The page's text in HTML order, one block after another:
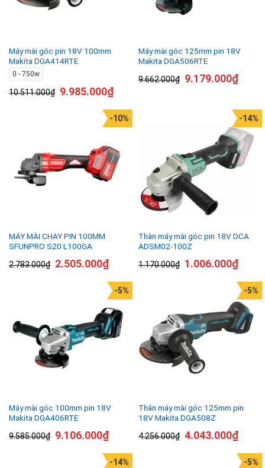
Máy mài góc pin 18V 100mm
Makita DGA414RTE
0 - 750w
10.511.000₫ 9.985.000₫
Máy mài góc 125mm pin 18V
Makita DGA506RTE
9.662.000₫ 9.179.000₫
MÁY MÀI CHẠY PIN 100MM
SFUNPRO S20 L100GA
2.783.000₫
-10%
2.505.000₫
Thân máy mài góc pin 18V DCA
ADSM02-100Z
1.170.000₫
-14%
1.006.000₫
Máy mài góc 100mm pin 18V
Makita DGA406RTE
9.585.000₫
-5%
9.106.000₫
Thân máy mài góc 125mm pin
18V Makita DGA508Z
4.256.000₫
-5%
4.043.000₫
-14% -5%